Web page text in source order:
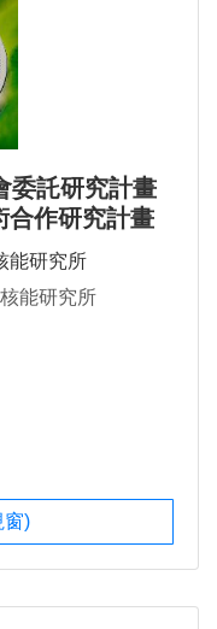
委託研究計畫
合作研究計畫
能研究所
能研究所
窗)